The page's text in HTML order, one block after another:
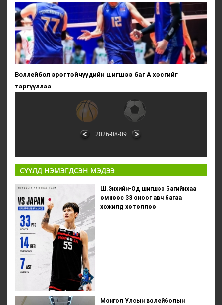
Воллейбол эрэгтэйчүүдийн шигшээ баг А хэсгийг
тэргүүллээ
2026-08-09
СҮҮЛД НЭМЭГДСЭН МЭДЭЭ
Ш.Энхийн-Од шигшээ багийнхаа
өмнөөс 33 оноог авч багаа
хожилд хөтөллөө
Монгол Улсын волейболын